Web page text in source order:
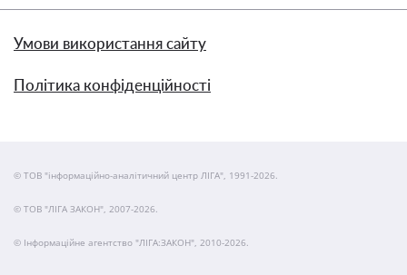
Умови використання сайту
Політика конфіденційності
© ТОВ "інформаційно-аналітичний центр ЛІГА", 1991-2026.
© ТОВ "ЛІГА ЗАКОН", 2007-2026.
© Інформаційне агентство "ЛІГА:ЗАКОН", 2010-2026.